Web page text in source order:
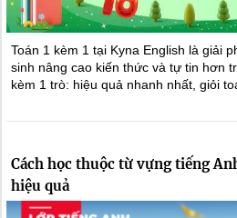
Toán 1 kèm 1 tại Kyna English là giải
sinh nâng cao kiến thức và tự tin hơn
kèm 1 trò: hiệu quả nhanh nhất, giỏi
Cách học thuộc từ vựng tiếng
hiệu quả